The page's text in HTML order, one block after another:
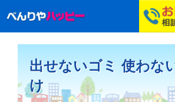
出せないゴミ 使わな
け